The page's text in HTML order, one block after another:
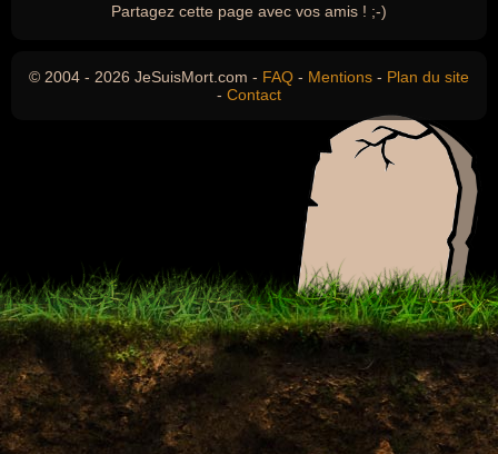
Partagez cette page avec vos amis ! ;-)
© 2004 - 2026 JeSuisMort.com - FAQ - Mentions - Plan du site
- Contact